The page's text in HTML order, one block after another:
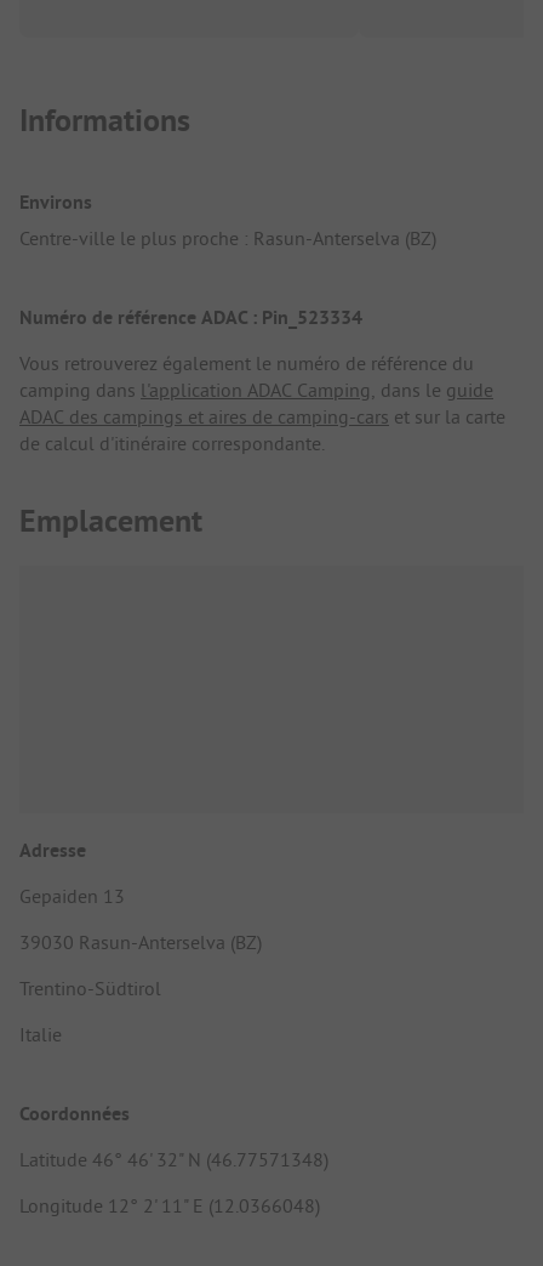
Informations
Environs
Centre-ville le plus proche : Rasun-Anterselva (BZ)
Numéro de référence ADAC : Pin_523334
Vous retrouverez également le numéro de référence du
camping dans l'application ADAC Camping, dans le guide
ADAC des campings et aires de camping-cars et sur la carte
de calcul d'itinéraire correspondante.
Emplacement
Adresse
Gepaiden 13
39030 Rasun-Anterselva (BZ)
Trentino-Südtirol
Italie
Coordonnées
Latitude 46° 46' 32" N (46.77571348)
Longitude 12° 2' 11" E (12.0366048)